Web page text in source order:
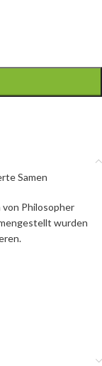
Samen
von Philosopher
wurden